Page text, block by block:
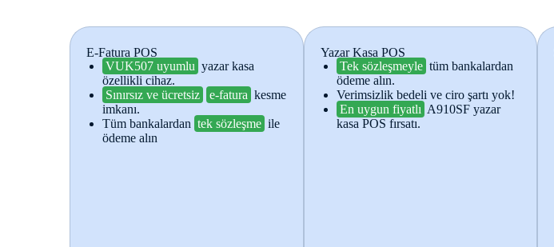
E-Fatura POS
VUK507 uyumlu yazar kasa
özellikli cihaz.
Sınırsız ve ücretsiz
e-fatura kesme
imkanı.
Tüm bankalardan tek sözleşme ile
ödeme alın
Yazar Kasa POS
Tek sözleşmeyle tüm bankalardan
ödeme alın.
Verimsizlik bedeli ve ciro şartı yok!
En uygun fiyatlı A910SF yazar
kasa POS fırsatı.